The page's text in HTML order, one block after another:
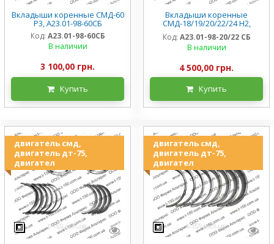
Вкладыши коренные СМД-60
Р3, А23.01-98-60СБ
Код: А23.01-98-60СБ
В наличии
3 100,00 грн.
Купить
Вкладыши коренные
СМД-18/19/20/22/24 Н2,
А23.01-98-20/22 СБ
Код: А23.01-98-20/22 СБ
В наличии
4 500,00 грн.
Купить
двигатель смд,
двигатель дт-75,
двигател
двигатель смд,
двигатель дт-75,
двигател